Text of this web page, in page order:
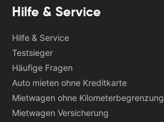
Hilfe & Service
Hilfe & Service
Testsieger
Häufige Fragen
Auto mieten ohne Kreditkarte
Mietwagen ohne Kilometerbegrenzung
Mietwagen Versicherung